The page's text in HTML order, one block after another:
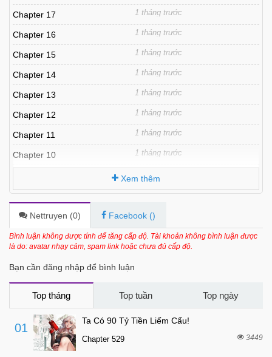
Chapter 17 1 tháng trước
Chapter 16 1 tháng trước
Chapter 15 1 tháng trước
Chapter 14 1 tháng trước
Chapter 13 1 tháng trước
Chapter 12 1 tháng trước
Chapter 11 1 tháng trước
Chapter 10 1 tháng trước
Chapter 8 1 tháng trước
Chapter 7 1 tháng trước
Chapter 6 1 tháng trước
1 tháng trước
Chapter 3 3 tháng trước
Chapter 2
Chapter 1
Xem thêm
Nettruyen (0) Facebook ()
Bình luận không được tính để tăng cấp độ. Tài khoản không bình luận được
là do: avatar nhạy cảm, spam link hoặc chưa đủ cấp độ.
Bạn cần đăng nhập để bình luận
Top tháng Top tuần Top ngày
01
Ta Có 90 Tỷ Tiền Liếm Cẩu!
Chapter 529 3449